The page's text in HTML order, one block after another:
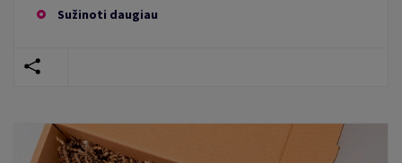
Sužinoti daugiau